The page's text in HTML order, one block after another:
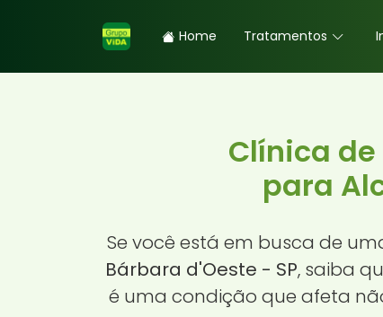
Home Tratamentos
Clínica
para
Se você está em busca de
Bárbara d'Oeste - SP, saiba
é uma condição que afeta